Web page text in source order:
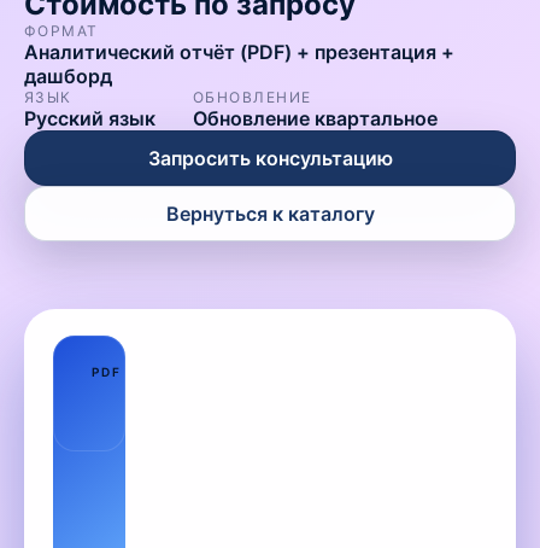
ФОРМАТ
Аналитический отчёт (PDF) + презентация +
дашборд
ЯЗЫК
Русский язык
ОБНОВЛЕНИЕ
Обновление квартальное
Запросить консультацию
Вернуться к каталогу
PDF